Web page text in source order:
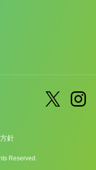
針
Reserved.